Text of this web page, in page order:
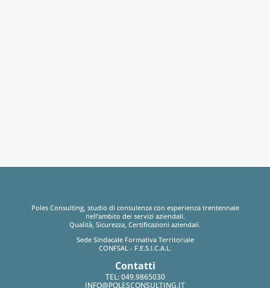
Poles Consulting, studio di consulenza con esperienza trentennale
nell’ambito dei servizi aziendali.
Qualità, Sicurezza, Certificazioni aziendali.
Sede Sindacale Formativa Territoriale
CONFSAL - F.E.S.I.C.A.L.
Contatti
TEL:049.9865030
INFO@POLESCONSULTING.IT